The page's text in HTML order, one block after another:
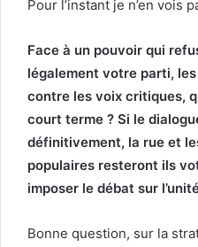
Pour l’instant je n’en vois
Face à un pouvoir qui
légalement votre parti,
contre les voix critiques,
court terme ? Si le
définitivement, la rue et
populaires resteront ils
imposer le débat sur
Bonne question, sur la